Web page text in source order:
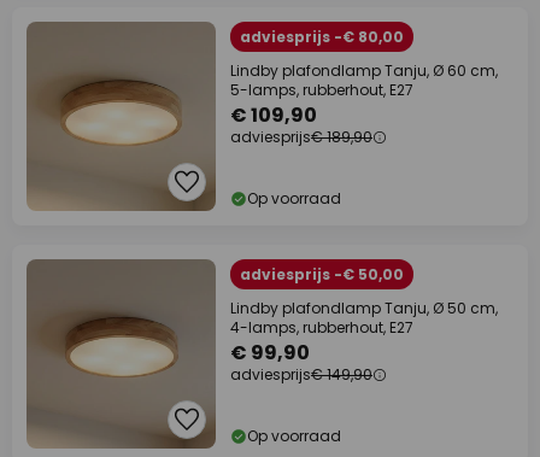
adviesprijs -€ 80,00
Lindby plafondlamp Tanju, Ø 60 cm,
5-lamps, rubberhout, E27
€ 109,90
adviesprijs€ 189,90
Op voorraad
adviesprijs -€ 50,00
Lindby plafondlamp Tanju, Ø 50 cm,
4-lamps, rubberhout, E27
€ 99,90
adviesprijs€ 149,90
Op voorraad